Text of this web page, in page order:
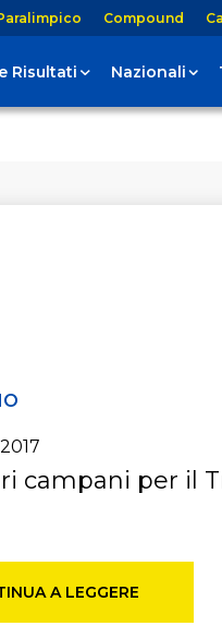
Compound
Risultati Nazionali
campani per il
A LEGGERE